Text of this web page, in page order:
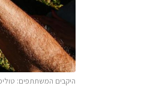
היקבים המשתתפים: